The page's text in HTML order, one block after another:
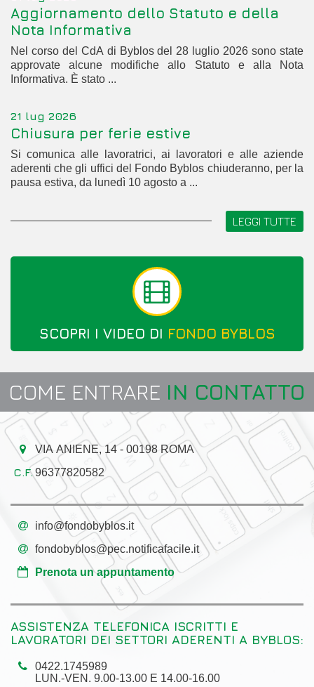
Aggiornamento dello Statuto e della
Nota Informativa
Nel corso del CdA di Byblos del 28 luglio 2026 sono state
approvate alcune modifiche allo Statuto e alla Nota
Informativa. È stato ...
21 lug 2026
Chiusura per ferie estive
Si comunica alle lavoratrici, ai lavoratori e alle aziende
aderenti che gli uffici del Fondo Byblos chiuderanno, per la
pausa estiva, da lunedì 10 agosto a ...
LEGGI TUTTE
SCOPRI I VIDEO DI FONDO BYBLOS
COME ENTRARE IN CONTATTO
VIA ANIENE, 14 - 00198 ROMA
96377820582
info@fondobyblos.it
fondobyblos@pec.notificafacile.it
Prenota un appuntamento
ASSISTENZA TELEFONICA ISCRITTI E
LAVORATORI DEI SETTORI ADERENTI A BYBLOS:
0422.1745989
LUN.-VEN. 9.00-13.00 E 14.00-16.00